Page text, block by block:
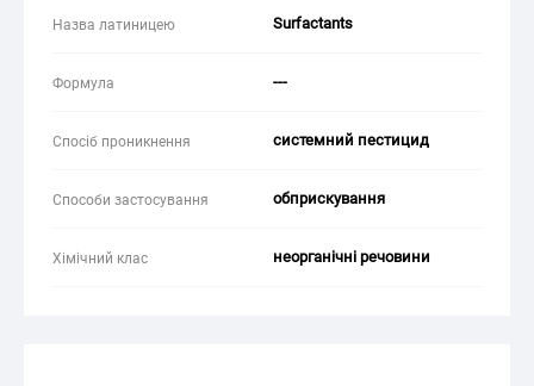
Назва латиницею Surfactants
Формула ---
Спосіб проникнення системний пестицид
Способи застосування обприскування
Хімічний клас неорганічні речовини